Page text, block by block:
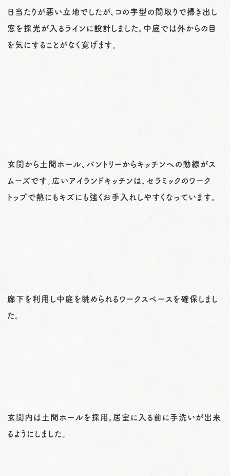
日当たりが悪い立地でしたが、コの字型の間取りで掃き出し
窓を採光が入るラインに設計しました。中庭では外からの目
を気にすることがなく寛げます。
玄関から土間ホール、パントリーからキッチンへの動線がス
ムーズです。広いアイランドキッチンは、セラミックのワーク
トップで熱にもキズにも強くお手入れしやすくなっています。
廊下を利用し中庭を眺められるワークスペースを確保しまし
た。
玄関内は土間ホールを採用。居室に入る前に手洗いが出来
るようにしました。